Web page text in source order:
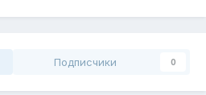
Подписчики 0